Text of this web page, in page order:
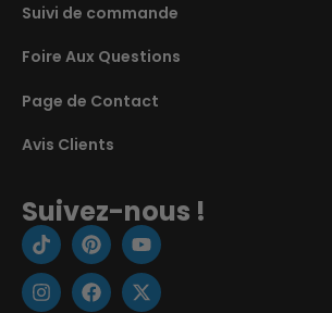
Suivi de commande
Foire Aux Questions
Page de Contact
Avis Clients
Suivez-nous !